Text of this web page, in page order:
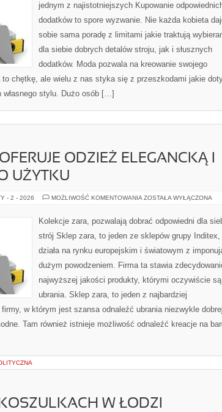
WAŻNĄ
jednym z najistotniejszych Kupowanie
dodatków to spore wyzwanie. Nie każda kobieta
sobie sama poradę z limitami jakie traktują
dla siebie dobrych detalów stroju, jak i słusznych
dodatków. Moda pozwala na kreowanie swojego
chętkę, ale wielu z nas styka się z przeszkodami jakie
własnego stylu. Dużo osób […]
ODZIEŻ ELEGANCKĄ I
UŻYTKU
- 2 - 2026 MOŻLIWOŚĆ KOMENTOWANIA SKLEP
ODZIEŻ
ELEGANCKĄ
CODZIENNEGO
ZOSTAŁA WYŁĄCZONA
Kolekcje zara, pozwalają dobrać odpowiedni dla
strój Sklep zara, to jeden ze sklepów grupy Inditex,
działa na rynku europejskim i światowym z
dużym powodzeniem. Firma ta stawia
najwyższej jakości produkty, którymi oczywiście są
ubrania. Sklep zara, to jeden z najbardziej
w którym jest szansa odnaleźć ubrania niezwykle dobrej
Tam również istnieje możliwość odnaleźć kreacje na
W ŁODZI